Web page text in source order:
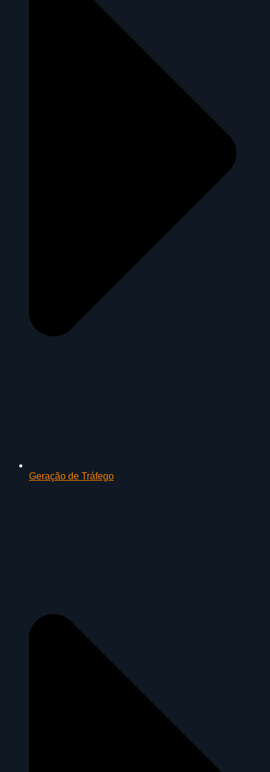
Geração de Tráfego